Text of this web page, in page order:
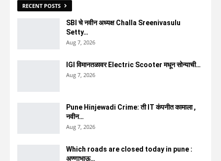
RECENT POSTS
SBI चे नवीन अध्यक्ष Challa Sreenivasulu
Setty…
Aug 7, 2026
IGI विमानतळावर Electric Scooter मधून सोन्याची…
Aug 7, 2026
Pune Hinjewadi Crime: ती IT कंपनीत कामाला ,
नवीन…
Aug 7, 2026
Which roads are closed today in pune :
अण्णाभाऊ…